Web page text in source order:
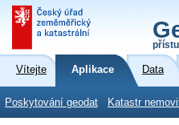
Vítejte Aplikace Data
Poskytování geodat Katastr